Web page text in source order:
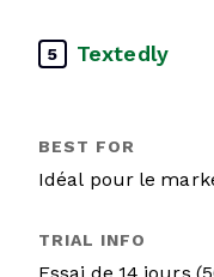
5 Textedly
Idéal pour le
Essai de 14 jours